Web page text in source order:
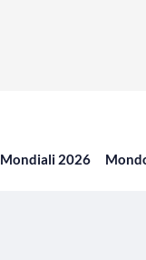
Mondiali 2026